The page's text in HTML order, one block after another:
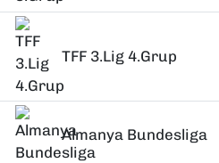
TFF 3.Lig 4.Grup
Almanya Bundesliga